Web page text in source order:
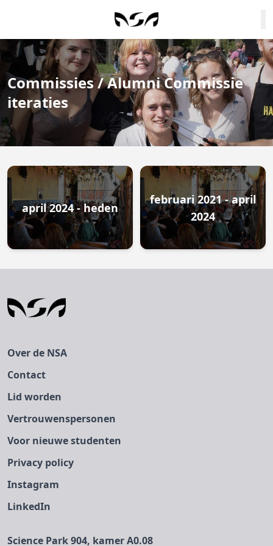
Commissies / Alumni Commissie
iteraties
april 2024 - heden
februari 2021 - april
2024
Over de NSA
Contact
Lid worden
Vertrouwenspersonen
Voor nieuwe studenten
Privacy policy
Instagram
LinkedIn
Science Park 904, kamer A0.08